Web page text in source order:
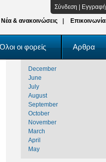
Σύνδεση
Εγγραφή
Νέα & ανακοινώσεις Επικοινωνία
οι φορείς Αρθρα
December
June
July
August
September
October
November
March
April
May